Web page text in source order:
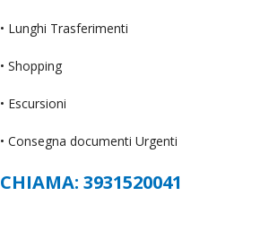
• Lunghi Trasferimenti
• Shopping
• Escursioni
• Consegna documenti Urgenti
CHIAMA: 3931520041